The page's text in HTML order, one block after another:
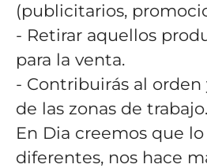
(publicitarios,
- Retirar aquellos
para la venta.
- Contribuirás al orden
de las zonas de trabajo.
En Dia creemos que
diferentes, nos hace